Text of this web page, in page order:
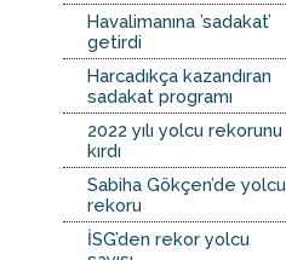
Havalimanına ’sadakat’
getirdi
Harcadıkça kazandıran
sadakat programı
2022 yılı yolcu rekorunu
kırdı
Sabiha Gökçen’de yolcu
rekoru
İSG’den rekor yolcu